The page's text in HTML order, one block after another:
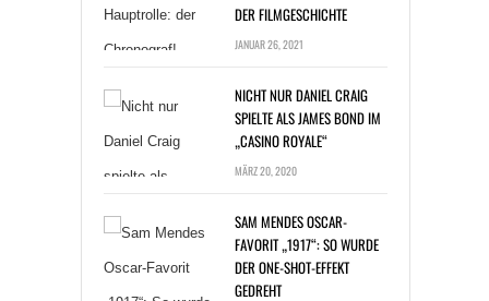
DER FILMGESCHICHTE
JANUAR 26, 2021
NICHT NUR DANIEL CRAIG
SPIELTE ALS JAMES BOND IM
„CASINO ROYALE“
MÄRZ 20, 2020
SAM MENDES OSCAR-
FAVORIT „1917“: SO WURDE
DER ONE-SHOT-EFFEKT
GEDREHT